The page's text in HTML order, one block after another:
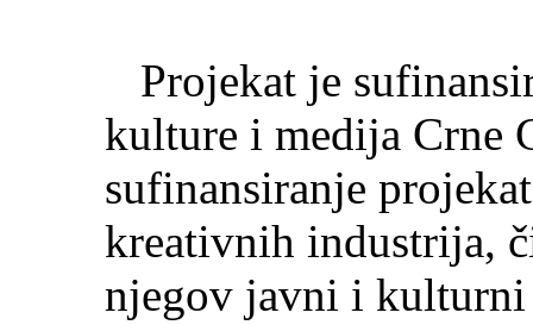
Projekat je
kulture i medija Crne
sufinansiranje
kreativnih industrija,
njegov javni i kulturni